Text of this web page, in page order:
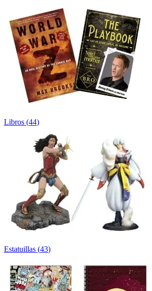
Libros (44)
Estatuillas (43)